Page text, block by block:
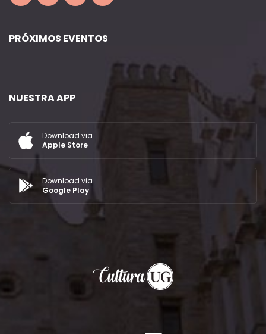
PRÓXIMOS EVENTOS
NUESTRA APP
Download via
Apple Store
Download via
Google Play